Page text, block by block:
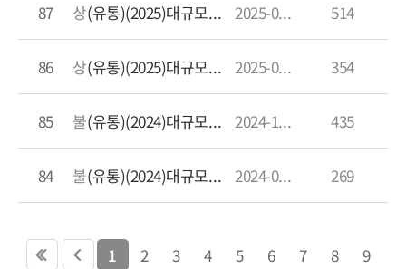
87 상품대금 지급 (유통)(2025)대규모유통업자의 상품판매대금 미지급 등 관련 분쟁 2025-03-31 15:12:15.0 514
86 상품 수령 거부 및 반품 (유통)(2025)대규모유통업자의 상품 수령 거부 등 관련 분쟁 2025-01-31 17:18:26.0 354
85 불이익제공 및 경제적 이익 제공 요구 (유통)(2024)대규모유통업자의 불이익 제공 관련 분쟁 2024-11-29 15:09:19.0 435
84 불이익제공 및 경제적 이익 제공 요구 (유통)(2024)대규모유통업자의 불이익 제공 관련 분쟁 2024-09-25 09:20:27.0 269
1 2 3 4 5 6 7 8
9